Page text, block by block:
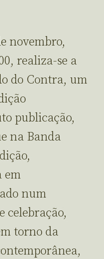
novembro,
realiza-se a
do Contra, um
publicação,
na Banda
em
num
celebração,
torno da